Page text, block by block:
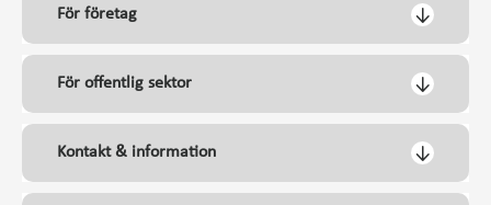
För företag
För offentlig sektor
Kontakt & information